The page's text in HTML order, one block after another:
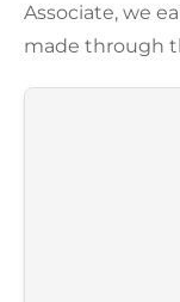
Associate, we
made through